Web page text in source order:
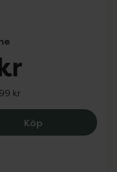
kr
KöpAustralian